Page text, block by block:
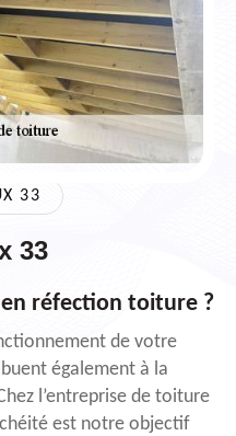
33
33
en réfection toiture ?
de votre
également à la
l’entreprise de toiture
est notre objectif